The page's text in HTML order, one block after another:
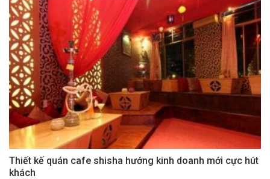
Thiết kế quán cafe shisha hướng kinh doanh mới cực hút
khách